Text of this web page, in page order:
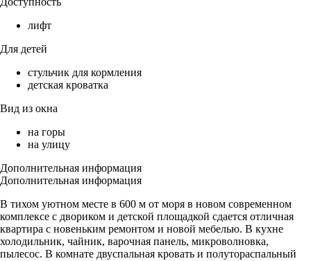
лифт
Для детей
стульчик для кормления
детская кроватка
Вид из окна
на горы
на улицу
Дополнительная информация
Дополнительная информация
В тихом уютном месте в 600 м от моря в новом современном
комплексе с двориком и детской площадкой сдается отличная
квартира с новеньким ремонтом и новой мебелью. В кухне
холодильник, чайник, варочная панель, микроволновка,
пылесос. В комнате двуспальная кровать и полутораспальный